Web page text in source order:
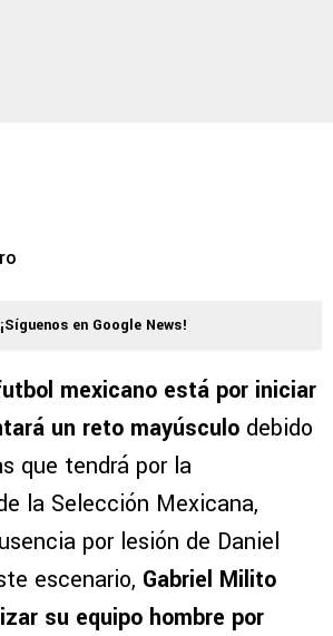
¡Síguenos en Google News!
mexicano está por iniciar
un reto mayúsculo debido
que tendrá por la
la Selección Mexicana,
por lesión de Daniel
escenario, Gabriel Milito
su equipo hombre por